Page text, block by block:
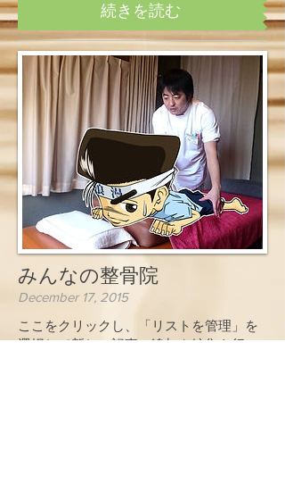
続きを読む
みんなの整骨院
December 17, 2015
ここをクリックし、「リストを管理」を
選択して新しい記事の追加や編集を行っ